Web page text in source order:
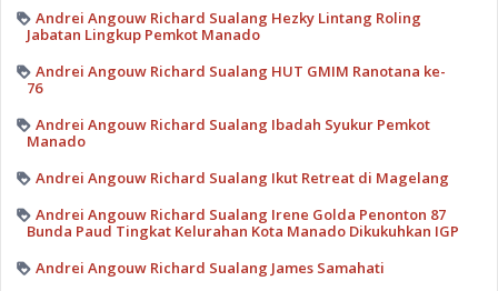
Andrei Angouw Richard Sualang Hezky Lintang Roling
Jabatan Lingkup Pemkot Manado
Andrei Angouw Richard Sualang HUT GMIM Ranotana ke-
76
Andrei Angouw Richard Sualang Ibadah Syukur Pemkot
Manado
Andrei Angouw Richard Sualang Ikut Retreat di Magelang
Andrei Angouw Richard Sualang Irene Golda Penonton 87
Bunda Paud Tingkat Kelurahan Kota Manado Dikukuhkan IGP
Andrei Angouw Richard Sualang James Samahati